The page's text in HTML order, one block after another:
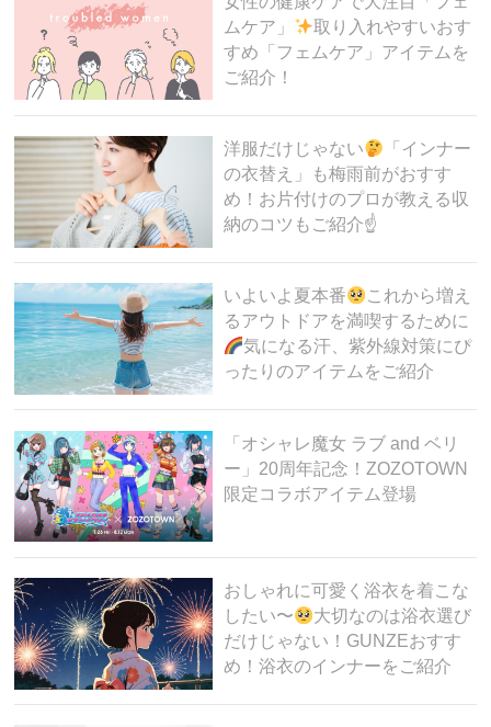
ムケア」
取り入れやすいおす
すめ「フェムケア」アイテムを
ご紹介！
洋服だけじゃない
「インナー
の衣替え」も梅雨前がおすす
め！お片付けのプロが教える収
納のコツもご紹介☝
いよいよ夏本番
これから増え
るアウトドアを満喫するために
気になる汗、紫外線対策にぴ
ったりのアイテムをご紹介
「オシャレ魔女 ラブ and ベリ
ー」20周年記念！ZOZOTOWN
限定コラボアイテム登場
おしゃれに可愛く浴衣を着こな
したい〜
大切なのは浴衣選び
だけじゃない！GUNZEおすす
め！浴衣のインナーをご紹介